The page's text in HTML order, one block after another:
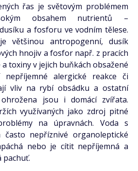
řas je světovým problémem
obsahem nutrientů –
a fosforu ve vodním tělese.
většinou antropogenní, dusík
hnojiv a fosfor např. z pracích
toxiny v jejich buňkách obsažené
nepříjemné alergické reakce či
vliv na rybí obsádku a ostatní
jsou i domácí zví­řata.
využívaných jako zdroj pitné
na úpravnách. Voda s
často nepříznivé organoleptické
nebo je cítit nepříjemná a